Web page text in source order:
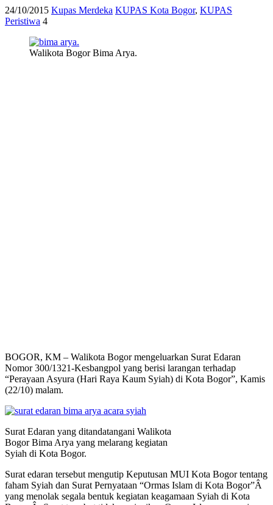
24/10/2015 Kupas Merdeka KUPAS Kota Bogor, KUPAS
Peristiwa 4
Walikota Bogor Bima Arya.
BOGOR, KM – Walikota Bogor mengeluarkan Surat Edaran
Nomor 300/1321-Kesbangpol yang berisi larangan terhadap
“Perayaan Asyura (Hari Raya Kaum Syiah) di Kota Bogor”, Kamis
(22/10) malam.
Surat Edaran yang ditandatangani Walikota
Bogor Bima Arya yang melarang kegiatan
Syiah di Kota Bogor.
Surat edaran tersebut mengutip Keputusan MUI Kota Bogor tentang
faham Syiah dan Surat Pernyataan “Ormas Islam di Kota Bogor”Â
yang menolak segala bentuk kegiatan keagamaan Syiah di Kota